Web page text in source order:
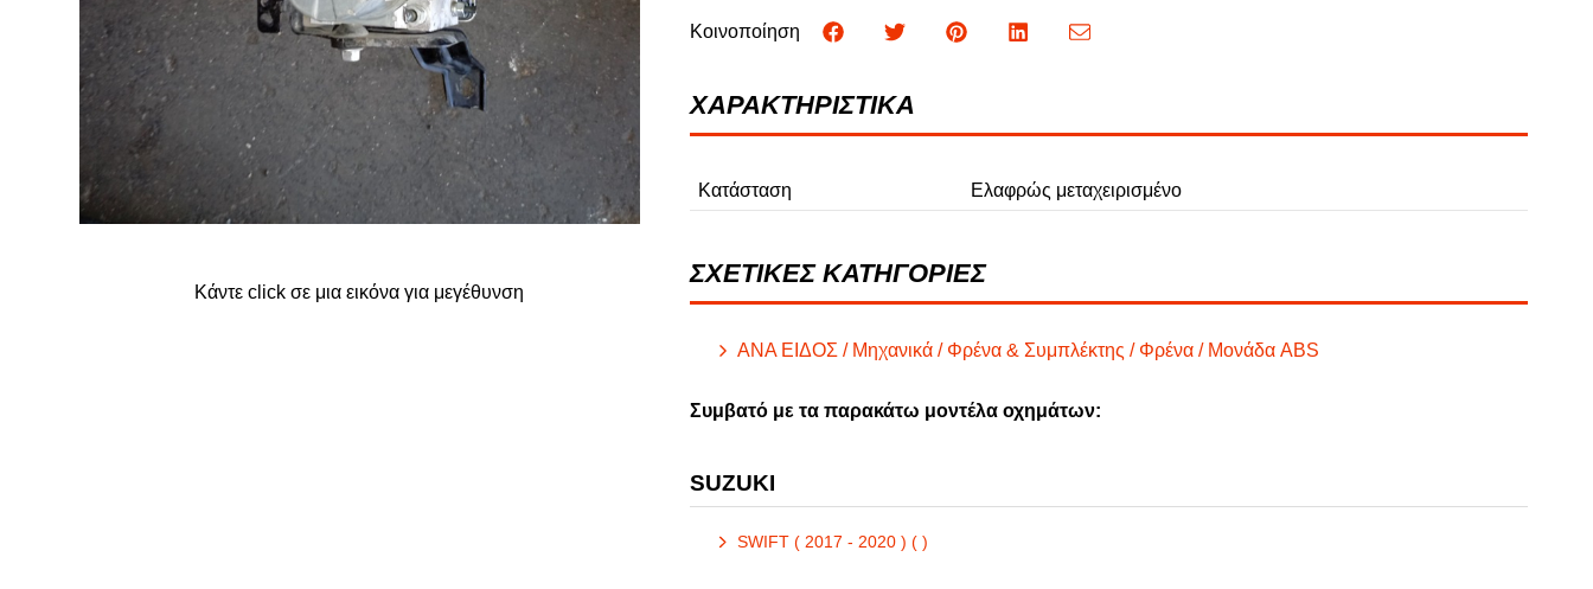
GREAT WALL
ΦΟΡΤΗΓΑ
Κάντε click σε μια εικόνα για μεγέθυνση
Κοινοποίηση
ΧΑΡΑΚΤΗΡΙΣΤΙΚΑ
Κατάσταση Ελαφρώς μεταχειρισμένο
ΣΧΕΤΙΚΕΣ ΚΑΤΗΓΟΡΙΕΣ
ΑΝΑ ΕΙΔΟΣ / Μηχανικά / Φρένα & Συμπλέκτης / Φρένα / Μονάδα ABS
Συμβατό με τα παρακάτω μοντέλα οχημάτων:
SUZUKI
SWIFT ( 2017 - 2020 ) ( )